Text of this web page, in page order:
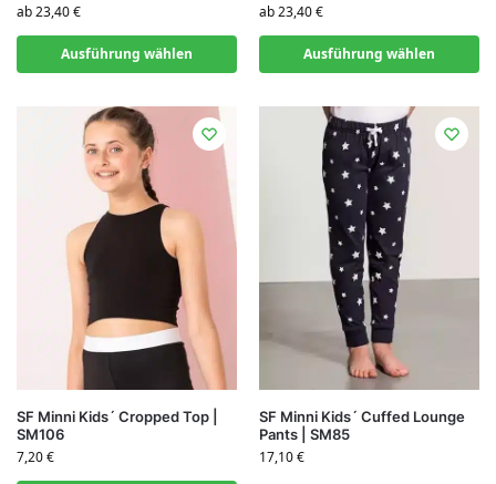
ab23,40€
Ausführung wählen
ab23,40€
Ausführung wählen
SF Minni Kids´ Cropped Top |
SM106
7,20€
SF Minni Kids´ Cuffed Lounge
Pants | SM85
17,10€